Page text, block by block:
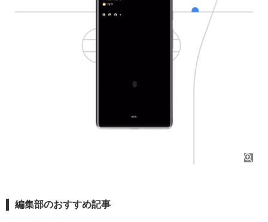
編集部のおすすめ記事